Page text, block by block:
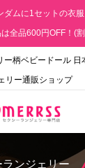
ムに1セットの衣
全品600円OFF！(
ー柄ベビードール 日
リー通販ショップ
ンジェリー